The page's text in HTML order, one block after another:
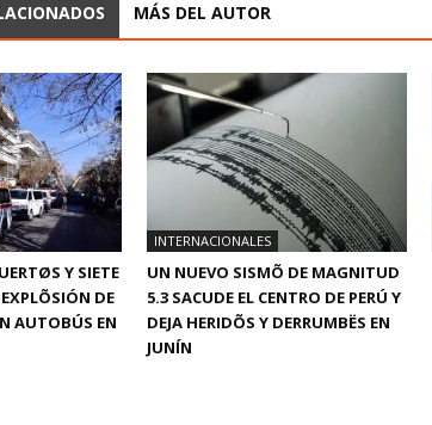
MÁS DEL AUTOR
Y SIETE
DE
AUTOBÚS EN
INTERNACIONALES
UN NUEVO SISMÕ DE MAGNITUD
5.3 SACUDE EL CENTRO DE PERÚ Y
DEJA HERIDÕS Y DERRUMBËS EN
JUNÍN